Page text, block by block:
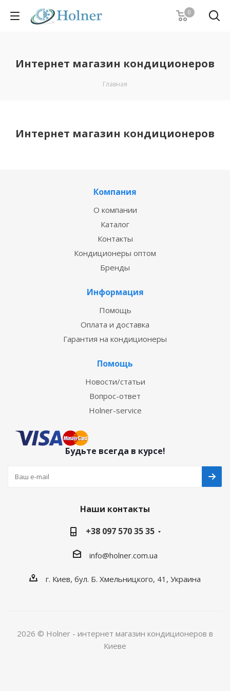
0
Интернет магазин кондиционеров
Главная
Интернет магазин кондиционеров
Компания
О компании
Каталог
Контакты
Кондиционеры оптом
Бренды
Информация
Помощь
Оплата и доставка
Гарантия на кондиционеры
Помощь
Новости/статьи
Вопрос-ответ
Holner-service
Будьте всегда в курсе!
Наши контакты
+38 097 570 35 35
info@holner.com.ua
г. Киев, бул. Б. Хмельницкого, 41, Украина
2026 © Holner - интернет магазин кондиционеров в
Киеве